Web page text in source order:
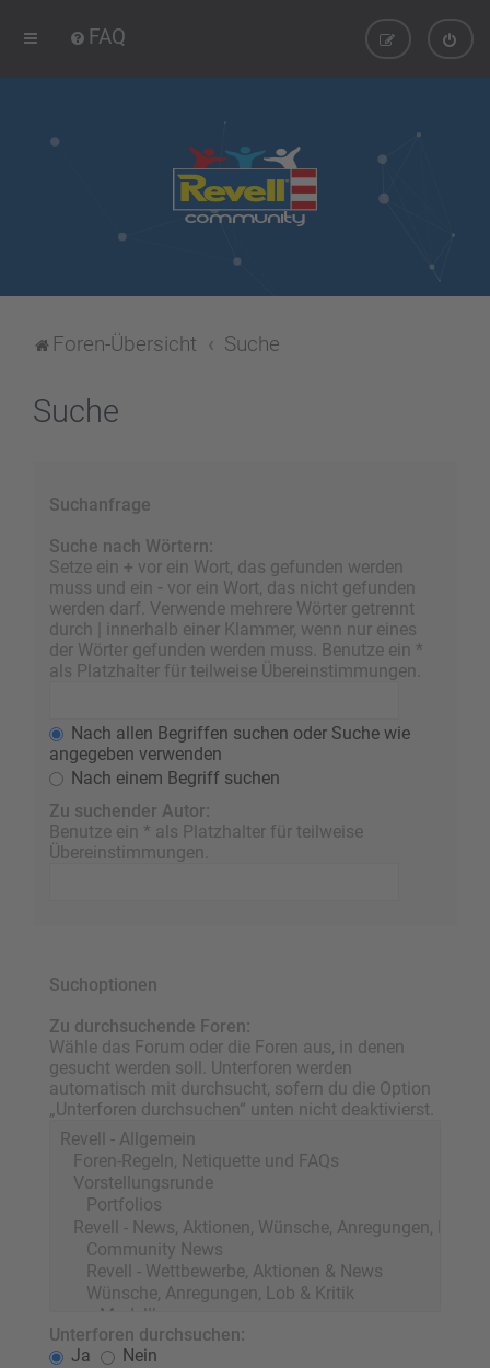
FAQ
Foren-Übersicht Suche
Suche
Suchanfrage
Suche nach Wörtern:
Setze ein + vor ein Wort, das gefunden werden
muss und ein - vor ein Wort, das nicht gefunden
werden darf. Verwende mehrere Wörter getrennt
durch
innerhalb einer Klammer, wenn nur eines
der Wörter gefunden werden muss. Benutze ein *
als Platzhalter für teilweise Übereinstimmungen.
Nach allen Begriffen suchen oder Suche wie
angegeben verwenden
Nach einem Begriff suchen
Zu suchender Autor:
Benutze ein * als Platzhalter für teilweise
Übereinstimmungen.
Suchoptionen
Zu durchsuchende Foren:
Wähle das Forum oder die Foren aus, in denen
gesucht werden soll. Unterforen werden
automatisch mit durchsucht, sofern du die Option
„Unterforen durchsuchen“ unten nicht deaktivierst.
Unterforen durchsuchen:
Ja
Nein